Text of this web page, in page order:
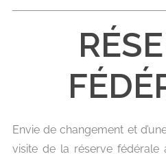
Envie de changement et
visite de la réserve fédérale